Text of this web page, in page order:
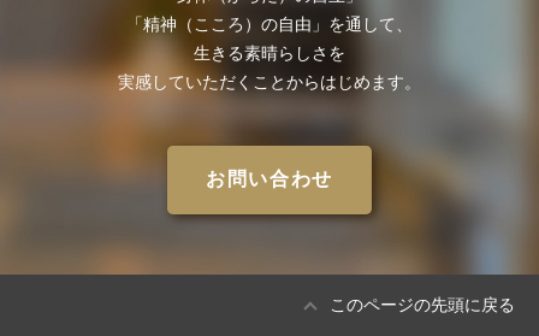
「精神（こころ）の⾃由」を通して、
⽣きる素晴らしさを
実感していただくことからはじめます。
お問い合わせ
このページの先頭に戻る